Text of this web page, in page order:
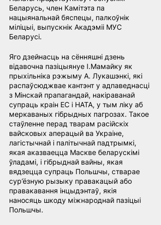
Беларусь, член Камітэта па
нацыянальнай бяспецы, палкоўнік
міліцыі, выпускнік Акадэміі МУС
Беларусі.
Яго дзейнасць на сённяшні дзень
відавочна пазіцыянуе І.Мамайку як
прыхільніка рэжыму А. Лукашэнкі, які
распаўсюджвае кантэнт у адпаведнасці
з Мінскай прапагандай, накіраванай
супраць краін ЕС і НАТА, у тым ліку аб
меркаваных гібрыдных пагрозах. Такое
стаўленне перад тварам расійскіх
вайсковых аперацый ва Украіне,
лагістычнай і палітычнай падтрымкі,
якая аказваецца Маскве беларускімі
ўладамі, і гібрыднай вайны, якая
вядзецца супраць Польшчы, стварае
сур’ёзную рызыку правакацый або
правакавання інцыдэнтаў, якія
наносяць шкоду міжнароднай пазіцыі
Польшчы.